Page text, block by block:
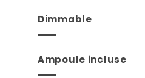
Dimmable
Ampoule incluse